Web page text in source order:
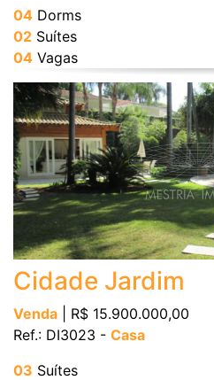
04 Dorms
02 Suítes
04 Vagas
Cidade Jardim
Venda | R$ 15.900.000,00
Ref.: DI3023 - Casa
03 Suítes